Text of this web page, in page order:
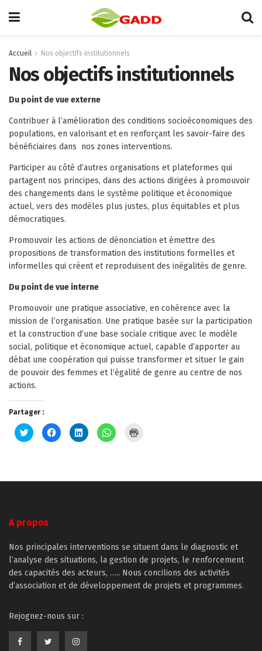
Accueil Nos objectifs institutionnels
Nos objectifs institutionnels
Du point de vue externe
Contribuer à l’amélioration des conditions socioéconomiques des
populations, en valorisant et en renforçant les savoir-faire des
bénéficiaires dans nos zones interventions.
Participer au côté d’autres organisations et plateformes qui
partagent nos principes, dans des actions dirigées à promouvoir
des changements dans le système politique et économique
actuel, vers des modèles plus justes, plus équitables et plus
démocratiques.
Promouvoir les actions de dénonciation et émettre des
propositions de transformation des institutions formelles et
informelles qui créent et reproduisent des inégalités de genre.
Du point de vue interne
Promouvoir une pratique associative, en cohérence avec la
mission de l’organisation. Une pratique basée sur la participation
et la construction d’une base sociale critique avec le modèle
social, politique et économique actuel, capable d’apporter au
débat une coopération qui puisse transformer et situer le gain
de pouvoir des femmes et l’égalité de genre au centre de nos
actions.
Partager :
Cliquez
pour
partager
nouvelle
Cliquez
pour
partager
nouvelle
Cliquez
pour
partager
nouvelle
Cliquez
pour
nouvelle
A propos
Nos principales interventions se situent dans le diagnostic et
l’analyse des situations, la gestion de projets, le renforcement
des capacités des acteurs, ….. Nous concilions des activités
d’association et de développement de projets et programmes.
Rejognez-nous sur :